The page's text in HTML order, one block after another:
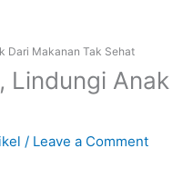
Dari Makanan Tak Sehat
Lindungi Anak
/ Leave a Comment